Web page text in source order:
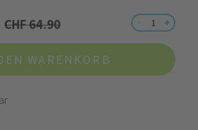
CHF 64.90
WARENKORB